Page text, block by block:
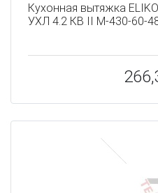
Кухонная вытяжка
УХЛ 4.2 КВ II М-430-60-